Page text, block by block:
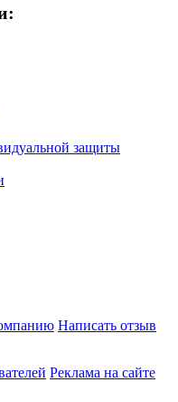
защиты
Написать отзыв
Реклама на сайте